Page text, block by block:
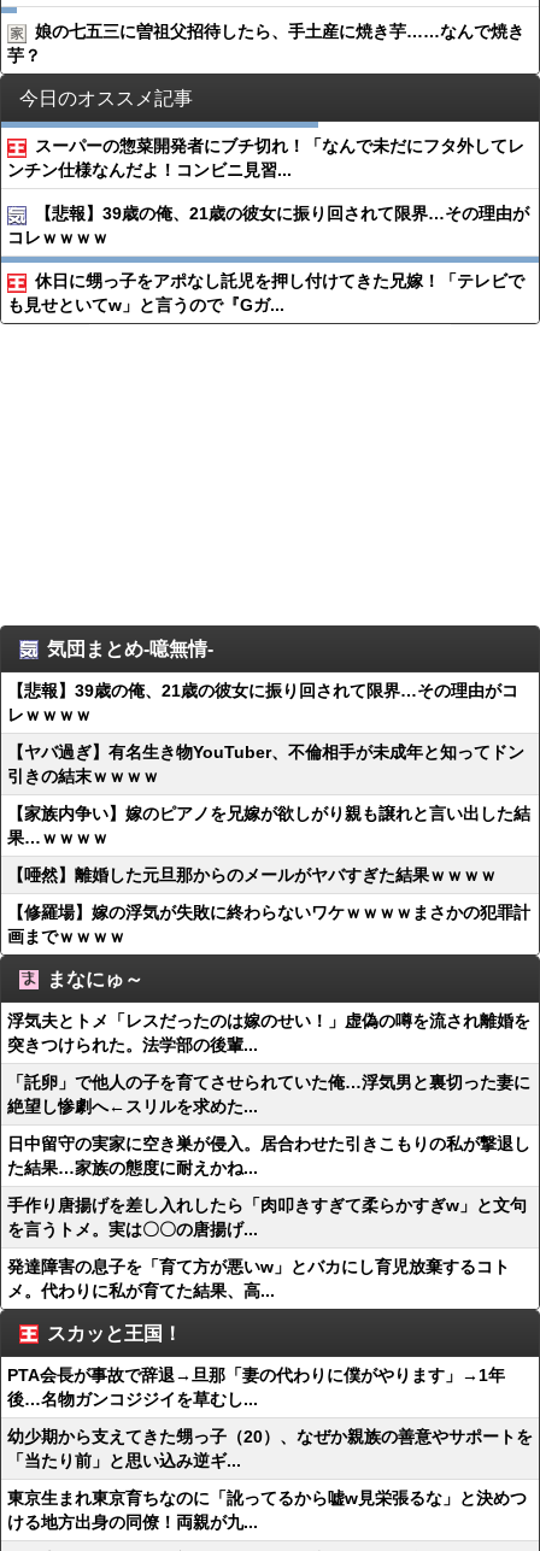
娘の七五三に曽祖父招待したら、手土産に焼き芋……なんで焼き
芋？
今日のオススメ記事
スーパーの惣菜開発者にブチ切れ！「なんで未だにフタ外してレ
ンチン仕様なんだよ！コンビニ見習...
【悲報】39歳の俺、21歳の彼女に振り回されて限界…その理由が
コレｗｗｗｗ
休日に甥っ子をアポなし託児を押し付けてきた兄嫁！「テレビで
も見せといてw」と言うので『Gガ...
気団まとめ-噫無情-
【悲報】39歳の俺、21歳の彼女に振り回されて限界…その理由がコ
レｗｗｗｗ
【ヤバ過ぎ】有名生き物YouTuber、不倫相手が未成年と知ってドン
引きの結末ｗｗｗｗ
【家族内争い】嫁のピアノを兄嫁が欲しがり親も譲れと言い出した結
果…ｗｗｗｗ
【唖然】離婚した元旦那からのメールがヤバすぎた結果ｗｗｗｗ
【修羅場】嫁の浮気が失敗に終わらないワケｗｗｗｗまさかの犯罪計
画までｗｗｗｗ
まなにゅ～
浮気夫とトメ「レスだったのは嫁のせい！」虚偽の噂を流され離婚を
突きつけられた。法学部の後輩...
「託卵」で他人の子を育てさせられていた俺…浮気男と裏切った妻に
絶望し惨劇へ←スリルを求めた...
日中留守の実家に空き巣が侵入。居合わせた引きこもりの私が撃退し
た結果…家族の態度に耐えかね...
手作り唐揚げを差し入れしたら「肉叩きすぎて柔らかすぎw」と文句
を言うトメ。実は〇〇の唐揚げ...
発達障害の息子を「育て方が悪いw」とバカにし育児放棄するコト
メ。代わりに私が育てた結果、高...
スカッと王国！
PTA会長が事故で辞退→旦那「妻の代わりに僕がやります」→1年
後…名物ガンコジジイを草むし...
幼少期から支えてきた甥っ子（20）、なぜか親族の善意やサポートを
「当たり前」と思い込み逆ギ...
東京生まれ東京育ちなのに「訛ってるから嘘w見栄張るな」と決めつ
ける地方出身の同僚！両親が九...